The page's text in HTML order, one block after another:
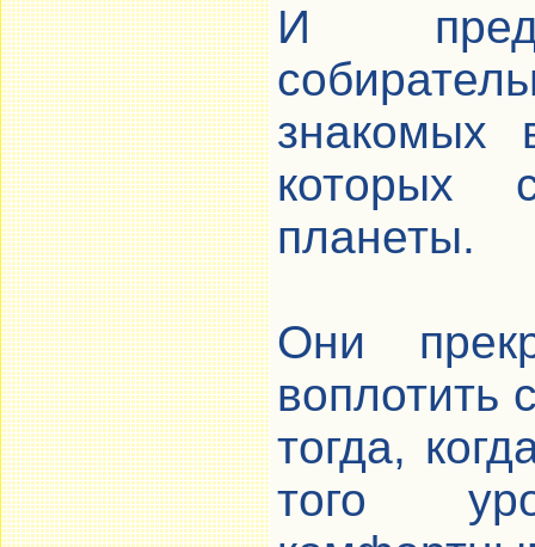
И
знакомых
которых
планеты.
Они
воплотить
тогда,
того